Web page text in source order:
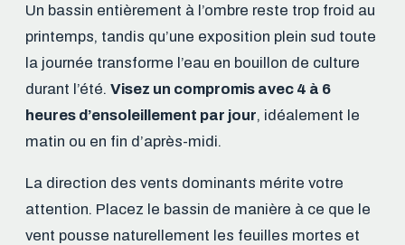
Un bassin entièrement à l’ombre reste trop froid au
printemps, tandis qu’une exposition plein sud toute
la journée transforme l’eau en bouillon de culture
durant l’été. Visez un compromis avec 4 à 6
heures d’ensoleillement par jour, idéalement le
matin ou en fin d’après-midi.
La direction des vents dominants mérite votre
attention. Placez le bassin de manière à ce que le
vent pousse naturellement les feuilles mortes et